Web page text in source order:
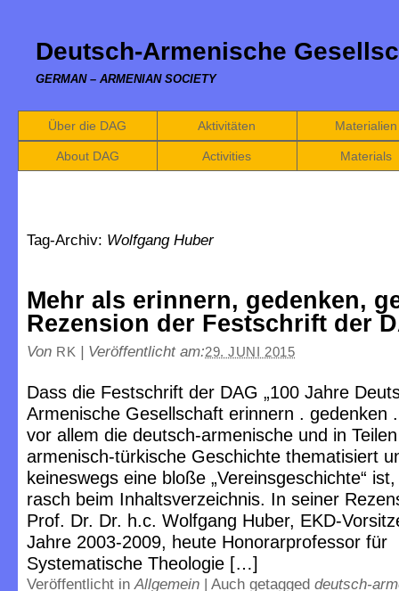
Deutsch-Armenische
GERMAN – ARMENIAN SOCIETY
Über die DAG Aktivitäten Materialien
About DAG Activities Materials
Tag-Archiv: Wolfgang Huber
Mehr als erinnern, gedenken,
Rezension der Festschrift der
Von RK | Veröffentlicht am:29. JUNI 2015
Dass die Festschrift der DAG „100 Jahre
Armenische Gesellschaft erinnern . gedenken
vor allem die deutsch-armenische und in
armenisch-türkische Geschichte thematisiert
keineswegs eine bloße „Vereinsgeschichte“
rasch beim Inhaltsverzeichnis. In seiner
Prof. Dr. Dr. h.c. Wolfgang Huber, EKD-
Jahre 2003-2009, heute Honorarprofessor für
Systematische Theologie […]
Veröffentlicht inAllgemein | Auch getagged deutsch-